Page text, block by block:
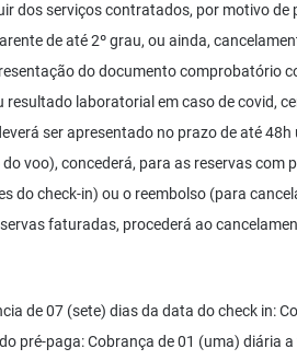
dos serviços contratados, por motivo de
de até 2º grau, ou ainda,
do documento comprobatório
resultado laboratorial em caso de covid,
ser apresentado no prazo de até 48h
voo), concederá, para as reservas com
do check-in) ou o reembolso (para
faturadas, procederá ao
de 07 (sete) dias da data do check in:
pré-paga: Cobrança de 01 (uma) diária